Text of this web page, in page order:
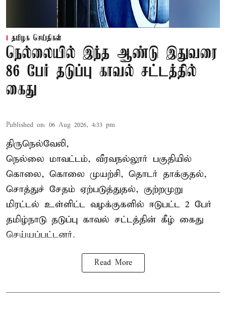
தமிழக செய்திகள்
நெல்லையில் இந்த ஆண்டு இதுவரை
86 பேர் தடுப்பு காவல் சட்டத்தில்
கைது
Published on: 06 Aug 2026, 4:33 pm
திருநெல்வேலி,
நெல்லை மாவட்டம், வீரவநல்லூர் பகுதியில்
கொலை, கொலை முயற்சி, தொடர் தாக்குதல்,
சொத்துச் சேதம் ஏற்படுத்துதல், குற்றமுறு
மிரட்டல் உள்ளிட்ட வழக்குகளில் ஈடுபட்ட 2 பேர்
தமிழ்நாடு தடுப்பு காவல் சட்டத்தின் கீழ் கைது
செய்யப்பட்டனர்.
Read More